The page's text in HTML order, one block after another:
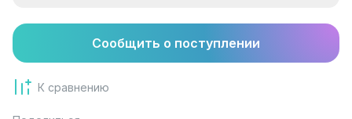
Сообщить о поступлении
К сравнению